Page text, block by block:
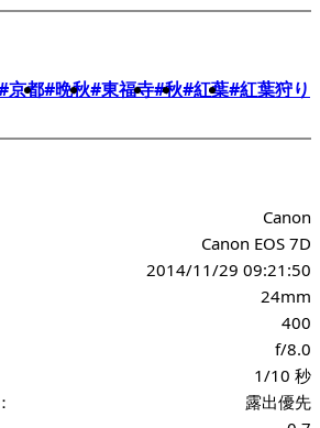
京都#晩秋#東福寺#秋#紅葉#紅葉狩り
Canon
Canon EOS 7D
2014/11/29 09:21:50
24mm
400
f/8.0
1/10 秒
露出優先